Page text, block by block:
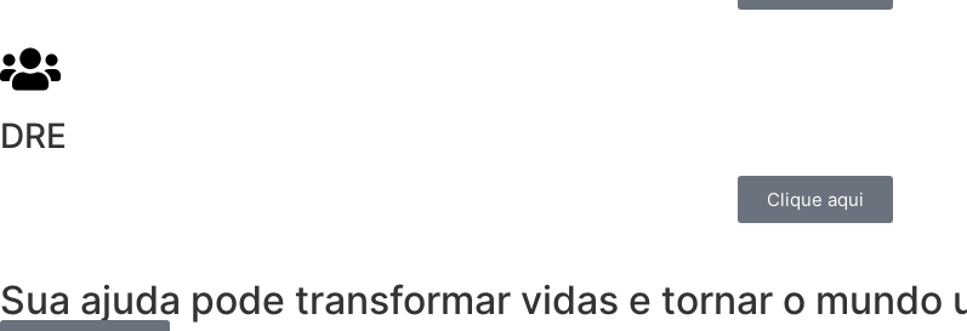
DRE
Clique aqui
Sua ajuda pode transformar vidas e tornar o mundo